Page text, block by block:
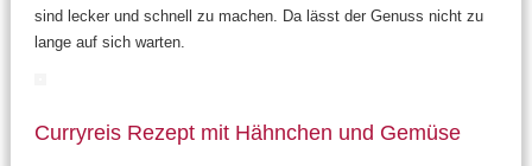
sind lecker und schnell zu machen. Da lässt der Genuss nicht zu
lange auf sich warten.
Curryreis Rezept mit Hähnchen und Gemüse